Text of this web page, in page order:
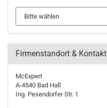
Firmenstandort & Kontakt
McExpert
A-4540 Bad Hall
Ing. Pesendorfer Str. 1